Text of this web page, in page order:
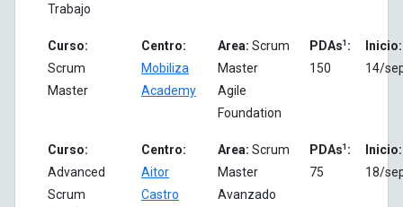
Trabajo
Curso:
Scrum
Master
Centro:
Mobiliza
Academy
Area: Scrum
Master
Agile
Foundation
PDAs1 :
150
Inicio:
14/
Curso:
Advanced
Scrum
Centro:
Aitor
Castro
Area: Scrum
Master
Avanzado
PDAs1 :
75
Inicio:
18/